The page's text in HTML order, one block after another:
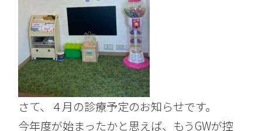
さて、４月の診療予定のお知らせです。
今年度が始まったかと思えば、もうGWが控